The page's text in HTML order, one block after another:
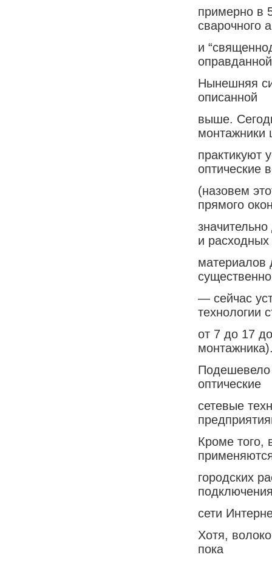
примерно в
сварочного
и
Нынешняя
описанной
выше.
монтажники
практикуют
оптические
(назовем
прямого
и расходных
материалов
— сейчас
технологии
от 7 до 17
Подешевело
оптические
сетевые
Кроме того,
городских
сети
Хотя,
пока